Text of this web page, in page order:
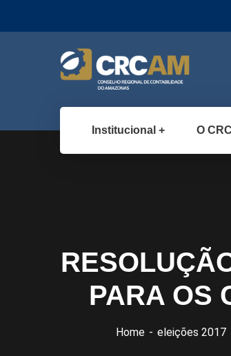
Institucional O
PARA OS
Home eleições 2017